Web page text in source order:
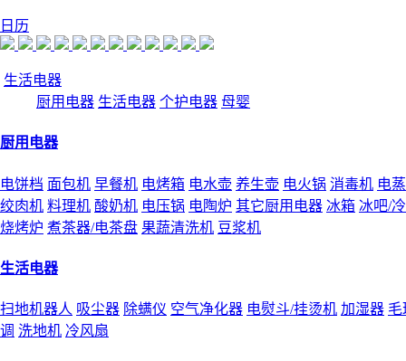
日历
生活电器
厨用电器 生活电器 个护电器 母婴
厨用电器
电饼档 面包机 早餐机 电烤箱 电水壶 养生壶 电火锅 消毒机 电
绞肉机 料理机 酸奶机 电压锅 电陶炉 其它厨用电器 冰箱 冰吧/
烧烤炉 煮茶器/电茶盘 果蔬清洗机 豆浆机
生活电器
扫地机器人 吸尘器 除螨仪 空气净化器 电熨斗/挂烫机 加湿器 毛
调 洗地机 冷风扇